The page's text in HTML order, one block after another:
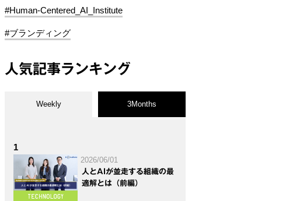
#Human-Centered_AI_Institute
#ブランディング
人気記事ランキング
Weekly 3Months
1
2026/06/01
人とAIが並走する組織の最
適解とは（前編）